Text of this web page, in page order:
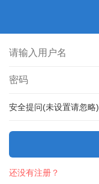
安全提问(未设置请忽略)
还没有注册？